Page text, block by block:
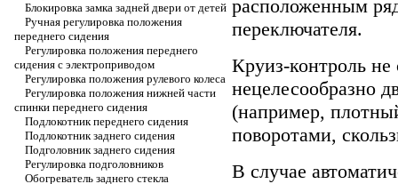
Блокировка замка задней двери от детей
Ручная регулировка положения
переднего сидения
Регулировка положения переднего
сидения с электроприводом
Регулировка положения рулевого колеса
Регулировка положения нижней части
спинки переднего сидения
Подлокотник переднего сидения
Подлокотник заднего сидения
Подголовник заднего сидения
Регулировка подголовников
Обогреватель заднего стекла
расположенным
переключателя.
Круиз-контроль не
нецелесообразно
(например,
поворотами,
В случае